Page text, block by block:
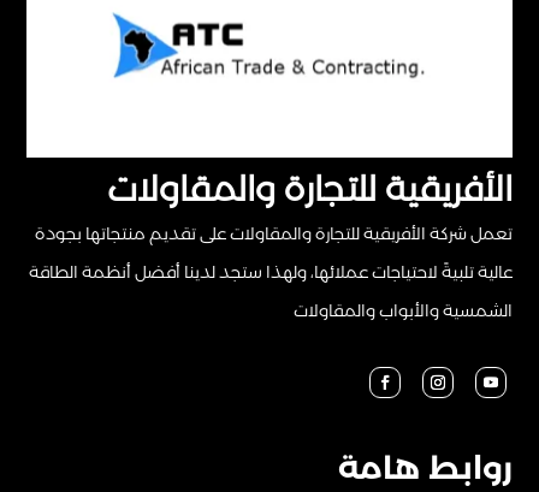
روابط هامة
الأفريقية للتجارة والمقاولات
تعمل شركة الأفريقية للتجارة والمقاولات على تقديم منتجاتها بجودة
عالية تلبيةً لاحتياجات عملائها، ولهذا ستجد لدينا أفضل أنظمة الطاقة
الشمسية والأبواب والمقاولات